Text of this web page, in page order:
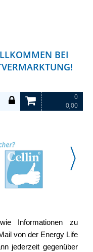
BEI
0
0,00
Informationen zu
von der Energy Life
jederzeit gegenüber